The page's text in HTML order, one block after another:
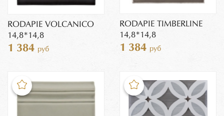
RODAPIE VOLCANICO
14,8*14,8
1 384 руб
RODAPIE TIMBERLINE
14,8*14,8
1 384 руб